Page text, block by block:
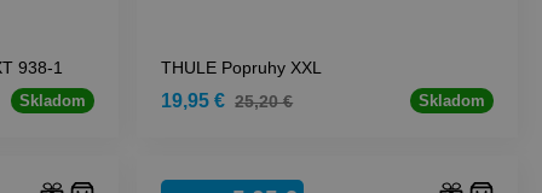
938-1
Skladom
THULE Popruhy XXL
19,95 € 25,20 € Skladom